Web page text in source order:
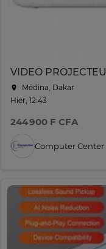
VIDEO
Médina, Dakar
Hier, 12:43
244 900 F CFA
Computer Center